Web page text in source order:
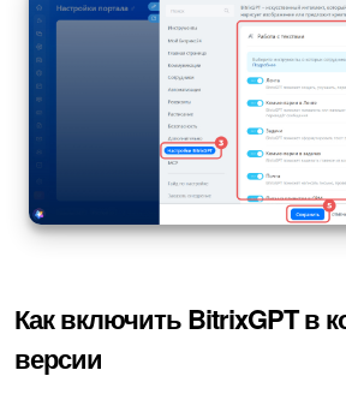
Как включить BitrixGPT в
версии